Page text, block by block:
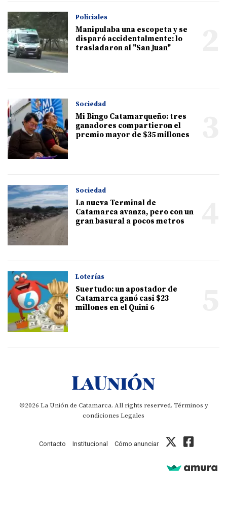
Policiales
Manipulaba una escopeta y se
disparó accidentalmente: lo
trasladaron al "San Juan"
Sociedad
Mi Bingo Catamarqueño: tres
ganadores compartieron el
premio mayor de $35 millones
Sociedad
La nueva Terminal de
Catamarca avanza, pero con un
gran basural a pocos metros
Loterías
Suertudo: un apostador de
Catamarca ganó casi $23
millones en el Quini 6
©2026 La Unión de Catamarca. All rights reserved. Términos y
condiciones Legales
Contacto Institucional Cómo anunciar